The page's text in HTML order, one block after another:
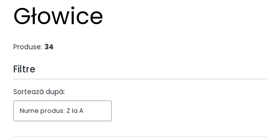
Głowice
Produse: 34
Filtre
End of filters
Sortează după:
Nume produs: Z la A